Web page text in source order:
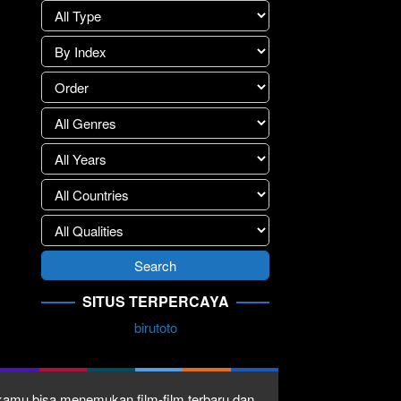
SITUS TERPERCAYA
birutoto